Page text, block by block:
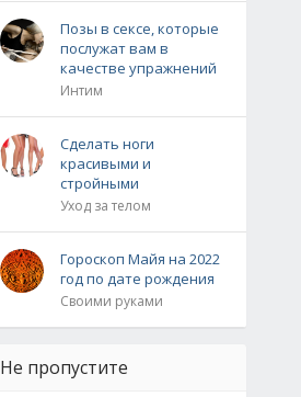
Позы в сексе, которые
послужат вам в
качестве упражнений
Интим
Сделать ноги
красивыми и
стройными
Уход за телом
Гороскоп Майя на 2022
год по дате рождения
Своими руками
Не пропустите